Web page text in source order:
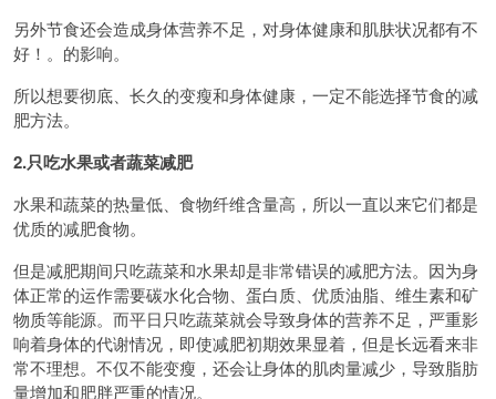
另外节食还会造成身体营养不足，对身体健康和肌肤状况都有不
好！。的影响。
所以想要彻底、长久的变瘦和身体健康，一定不能选择节食的减
肥方法。
2.只吃水果或者蔬菜减肥
水果和蔬菜的热量低、食物纤维含量高，所以一直以来它们都是
优质的减肥食物。
但是减肥期间只吃蔬菜和水果却是非常错误的减肥方法。因为身
体正常的运作需要碳水化合物、蛋白质、优质油脂、维生素和矿
物质等能源。而平日只吃蔬菜就会导致身体的营养不足，严重影
响着身体的代谢情况，即使减肥初期效果显着，但是长远看来非
常不理想。不仅不能变瘦，还会让身体的肌肉量减少，导致脂肪
量增加和肥胖严重的情况。